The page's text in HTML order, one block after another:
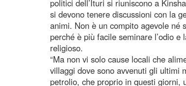
politici dell’Ituri si riuniscono a
si devono tenere discussioni con la
animi. Non è un compito agevole né
perché è più facile seminare l’odio e
religioso.
“Ma non vi solo cause locali che
villaggi dove sono avvenuti gli ultimi
petrolio, che proprio in questi giorni,